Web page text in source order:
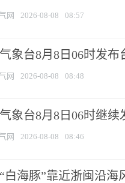
网 2026-08-08 08:57
象台8月8日06时发布
网 2026-08-08 08:48
象台8月8日06时继
网 2026-08-08 08:46
白海豚”靠近浙闽沿